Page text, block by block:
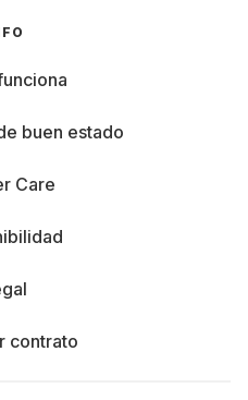
buen estado
Care
contrato